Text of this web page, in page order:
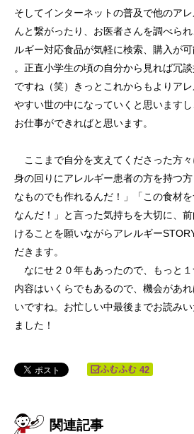
そしてインターネットの普及で他のア
んと繋がったり、お医者さんを調べら
ルギー対応食品が気軽に検索、購入が
。正直小学生の頃の自分から見れば冗
ですね（笑）きっとこれからもよりア
やすい世の中になっていくと思います
お仕事ができればと思います。
ここまで自分を支えてくださった方々
身の回りにアレルギー患者の方を持つ
なものでも作れるんだ！」「この食材
なんだ！」と言った気持ちを大切に、
けることを願いながらアレルギー
だきます。
なにせ２０年もあったので、もっと
内容はいくらでもあるので、機会があ
いですね。お忙しい中最後までお読み
ました！
42
関連記事